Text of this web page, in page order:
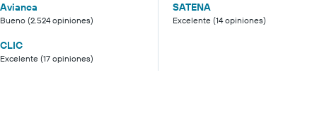
Avianca
Bueno (2.524 opiniones)
SATENA
Excelente (14 opiniones)
CLIC
Excelente (17 opiniones)